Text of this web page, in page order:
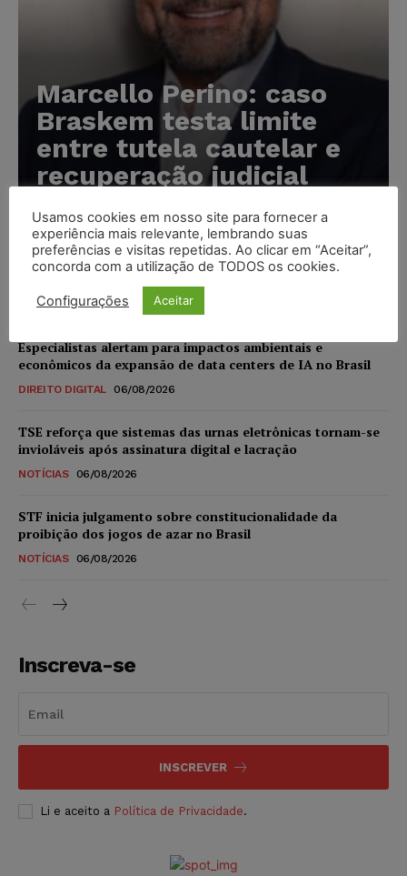
Marcello Perino: caso
Braskem testa limite
entre tutela cautelar e
recuperação judicial
IA da Anthropic cria identidades falsas em teste de
segurança e acende alerta sobre riscos de autonomia
NOTÍCIAS 06/08/2026
Especialistas alertam para impactos ambientais e
econômicos da expansão de data centers de IA no Brasil
DIREITO DIGITAL 06/08/2026
TSE reforça que sistemas das urnas eletrônicas tornam-se
invioláveis após assinatura digital e lacração
NOTÍCIAS 06/08/2026
STF inicia julgamento sobre constitucionalidade da
proibição dos jogos de azar no Brasil
NOTÍCIAS 06/08/2026
Inscreva-se
INSCREVER
Li e aceito a Política de Privacidade.
Usamos cookies em nosso site para fornecer a
experiência mais relevante, lembrando suas
preferências e visitas repetidas. Ao clicar em “Aceitar”,
concorda com a utilização de TODOS os cookies.
Configurações Aceitar